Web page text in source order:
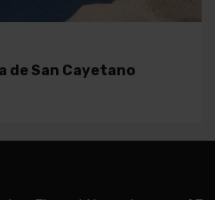
de San Cayetano